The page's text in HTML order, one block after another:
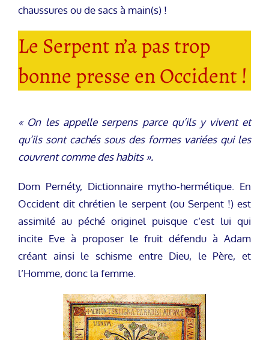
chaussures ou de sacs à main(s) !
Le Serpent n’a pas trop
bonne presse en Occident !
« On les appelle serpens parce qu’ils y vivent et
qu’ils sont cachés sous des formes variées qui les
couvrent comme des habits ».
Dom Pernéty, Dictionnaire mytho-hermétique. En
Occident dit chrétien le serpent (ou Serpent !) est
assimilé au péché originel puisque c’est lui qui
incite Eve à proposer le fruit défendu à Adam
créant ainsi le schisme entre Dieu, le Père, et
l’Homme, donc la femme.